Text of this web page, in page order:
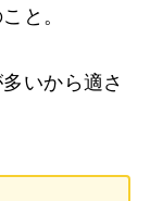
と。
いから適さ